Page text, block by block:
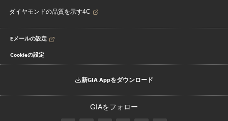
ダイヤモンドの品質を示す4C
Eメールの設定
Cookieの設定
新GIA Appをダウンロード
GIAをフォロー